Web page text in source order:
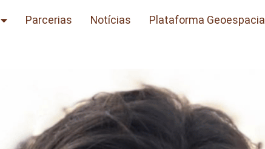
Parcerias Notícias Plataforma Geoespacial